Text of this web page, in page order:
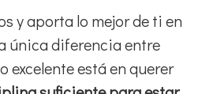
y aporta lo mejor de ti en
única diferencia entre
excelente está en querer